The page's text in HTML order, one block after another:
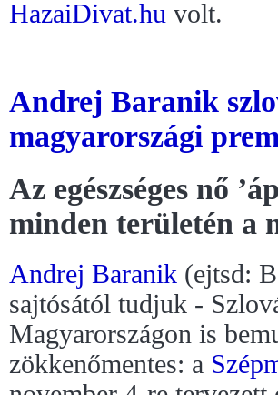
HazaiDivat.hu volt.
Andrej Baranik
magyarországi
Az egészséges nő
minden területén a
Andrej Baranik (ejtsd:
sajtósától tudjuk -
Magyarországon is
zökkenőmentes: a